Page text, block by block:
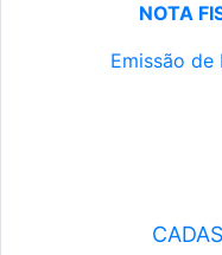
NOTA
Emissão de